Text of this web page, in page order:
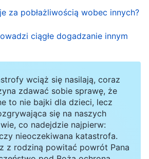
w pracy kościoła,
odsuniesz tę sprawę na
jak bardzo cierpi dzieło
domu Bożego, ty o to nie
ani nie czujesz się
się kimś, kto nie ma
stajesz się
za pobłażliwością wobec innych?
ciągłe dogadzanie innym
wciąż się nasilają, coraz
zdawać sobie sprawę, że
to nie bajki dla dzieci, lecz
się na naszych
co nadejdzie najpierw:
nieoczekiwana katastrofa.
z rodziną powitać powrót Pana